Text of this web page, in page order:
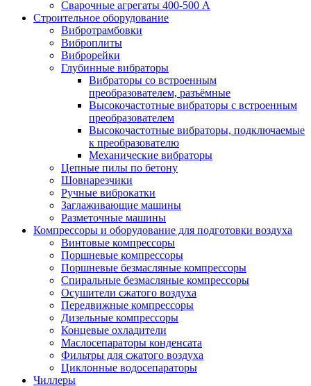
Сварочные агрегаты 400-500 А
Строительное оборудование
Вибротрамбовки
Виброплиты
Виброрейки
Глубинные вибраторы
Вибраторы со встроенным
преобразователем, разъёмные
Высокочастотные вибраторы с встроенным
преобразователем
Высокочастотные вибраторы, подключаемые
к преобразователю
Механические вибраторы
Цепные пилы по бетону
Шовнарезчики
Ручные виброкатки
Заглаживающие машины
Разметочные машины
Компрессоры и оборудование для подготовки воздуха
Винтовые компрессоры
Поршневые компрессоры
Поршневые безмасляные компрессоры
Спиральные безмасляные компрессоры
Осушители сжатого воздуха
Передвижные компрессоры
Дизельные компрессоры
Концевые охладители
Маслосепараторы конденсата
Фильтры для сжатого воздуха
Циклонные водосепараторы
Чиллеры